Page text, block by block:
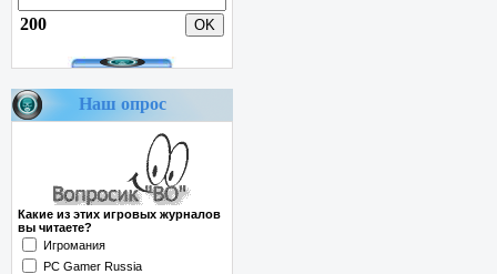
200
Наш опрос
Какие из этих игровых журналов
вы читаете?
Игромания
PC Gamer Russia